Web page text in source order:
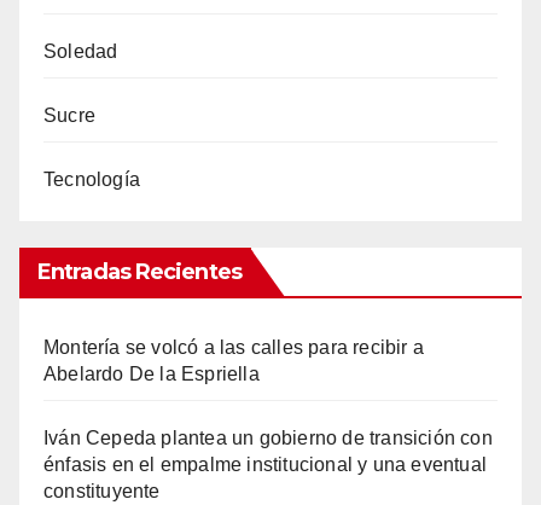
Soledad
Sucre
Tecnología
Entradas Recientes
Montería se volcó a las calles para recibir a
Abelardo De la Espriella
Iván Cepeda plantea un gobierno de transición con
énfasis en el empalme institucional y una eventual
constituyente